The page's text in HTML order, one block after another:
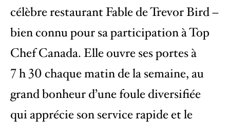
célèbre restaurant Fable de Trevor Bird –
bien connu pour sa participation à Top
Chef Canada. Elle ouvre ses portes à
7 h 30 chaque matin de la semaine, au
grand bonheur d’une foule diversifiée
qui apprécie son service rapide et le